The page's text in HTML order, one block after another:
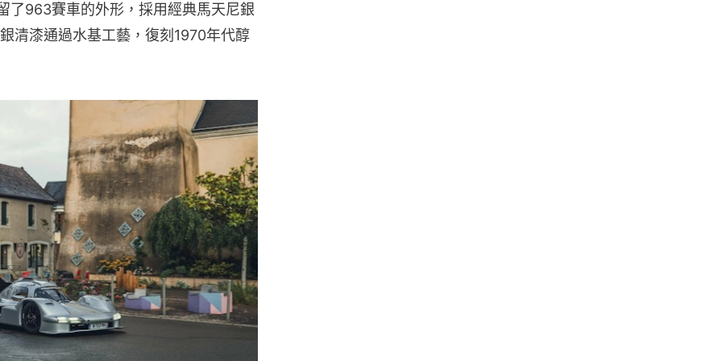
了963賽車的外形，採用經典馬天尼銀
清漆通過水基工藝，復刻1970年代醇